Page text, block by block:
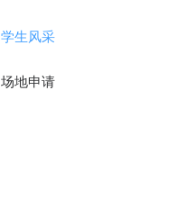
学生风采
场地申请